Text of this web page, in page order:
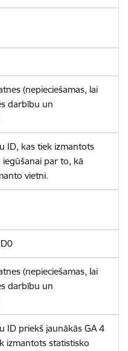
(nepieciešamas, lai
darbību un
ID, kas tiek izmantots
par to, kā
vietni.
(nepieciešamas, lai
darbību un
ID priekš jaunākās GA 4
izmantots statistisko